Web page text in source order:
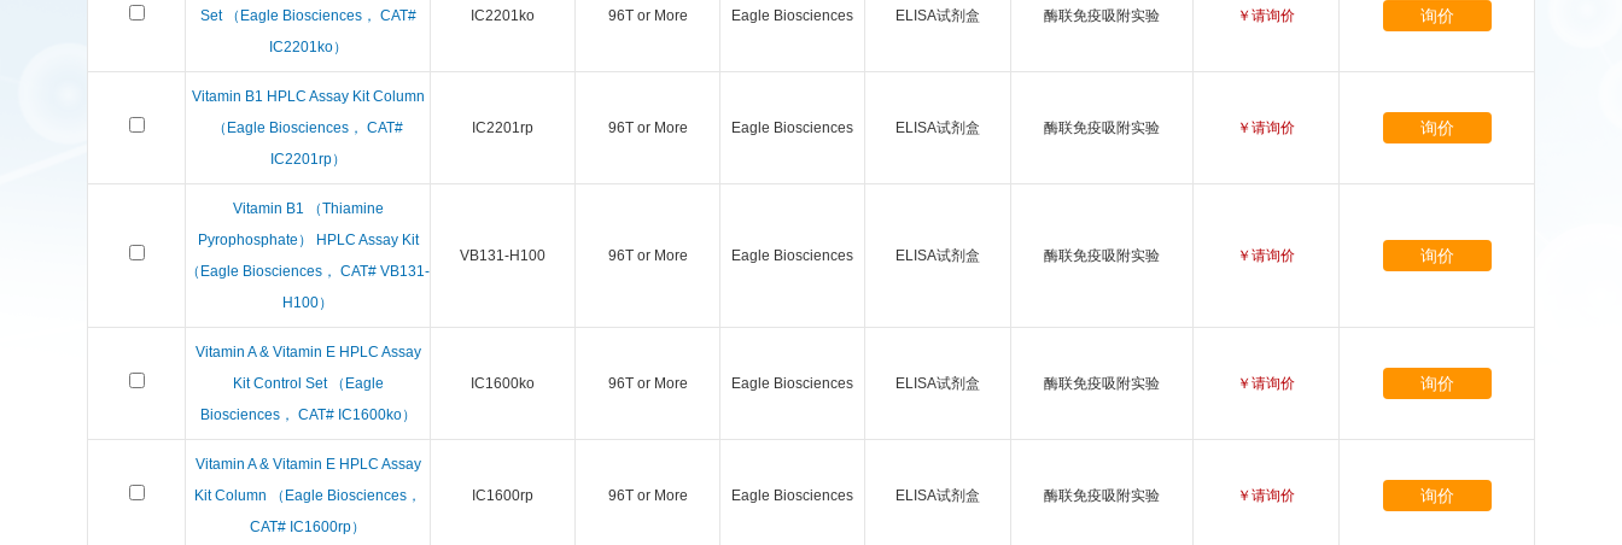
Set （Eagle Biosciences， CAT#
IC2201ko）
IC2201ko 96T or More Eagle Biosciences ELISA试剂盒 酶联免疫吸附实验 ￥请询价 询价
Vitamin B1 HPLC Assay Kit Column
（Eagle Biosciences， CAT#
IC2201rp）
IC2201rp 96T or More Eagle Biosciences ELISA试剂盒 酶联免疫吸附实验 ￥请询价 询价
Vitamin B1 （Thiamine
Pyrophosphate） HPLC Assay Kit
（Eagle Biosciences， CAT# VB131-
H100）
VB131-H100 96T or More Eagle Biosciences ELISA试剂盒 酶联免疫吸附实验 ￥请询价 询价
Vitamin A & Vitamin E HPLC Assay
Kit Control Set （Eagle
Biosciences， CAT# IC1600ko）
IC1600ko 96T or More Eagle Biosciences ELISA试剂盒 酶联免疫吸附实验 ￥请询价 询价
Vitamin A & Vitamin E HPLC Assay
Kit Column （Eagle Biosciences，
CAT# IC1600rp）
IC1600rp 96T or More Eagle Biosciences ELISA试剂盒 酶联免疫吸附实验 ￥请询价 询价